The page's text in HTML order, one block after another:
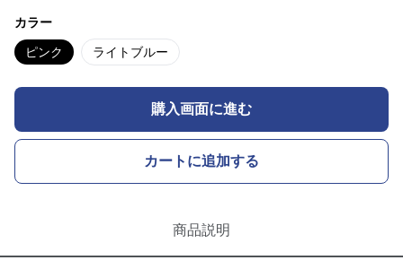
カラー
ピンク ライトブルー
購入画面に進む
カートに追加する
商品説明